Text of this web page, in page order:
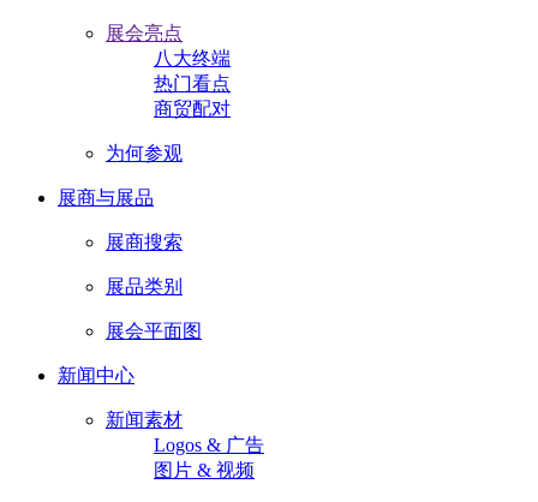
展会亮点
八大终端
热门看点
商贸配对
为何参观
展商与展品
展商搜索
展品类别
展会平面图
新闻中心
新闻素材
Logos & 广告
图片 & 视频